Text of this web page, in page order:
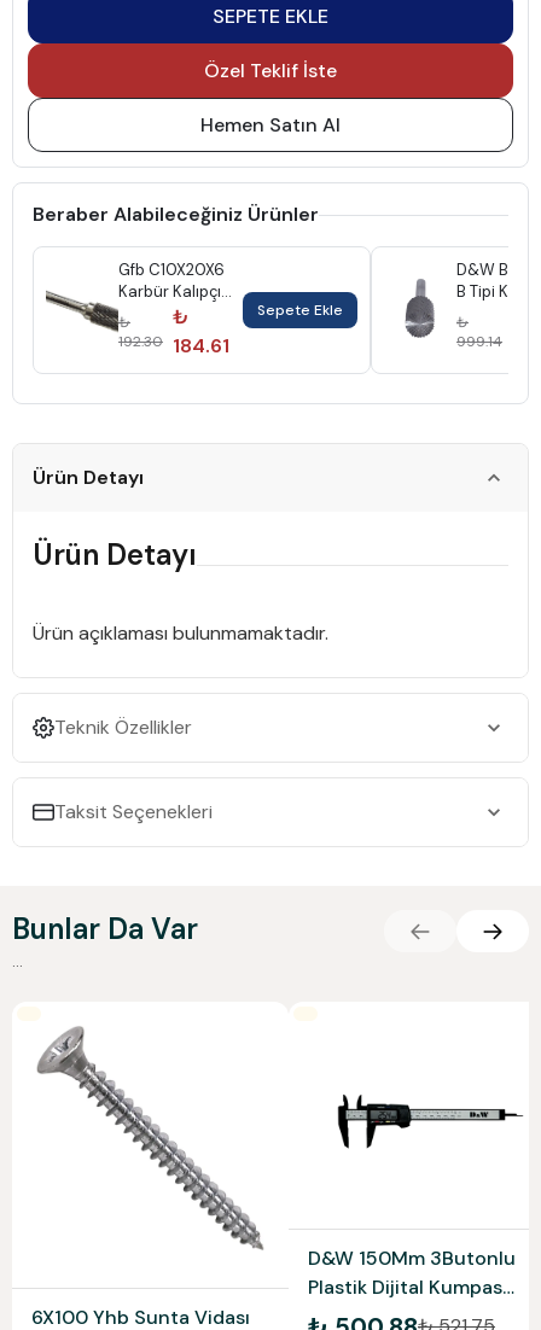
SEPETE EKLE
Özel Teklif İste
Hemen Satın Al
Beraber Alabileceğiniz Ürünler
Gfb C10X20X6
Karbür Kalıpçı
Freze Silindir
Oval Başlı
Gfb3222
₺
192.30
₺
184.61
Sepete Ekle
D&W
B Tipi
Kalıpçı
Dwfb16
₺
999.14
Ürün Detayı
Ürün Detayı
Ürün açıklaması bulunmamaktadır.
Teknik Özellikler
Taksit Seçenekleri
Bunlar Da Var
...
6X100 Yhb Sunta Vidası
D&W 150Mm 3Butonlu
Plastik Dijital Kumpas
Dw1Pdk150